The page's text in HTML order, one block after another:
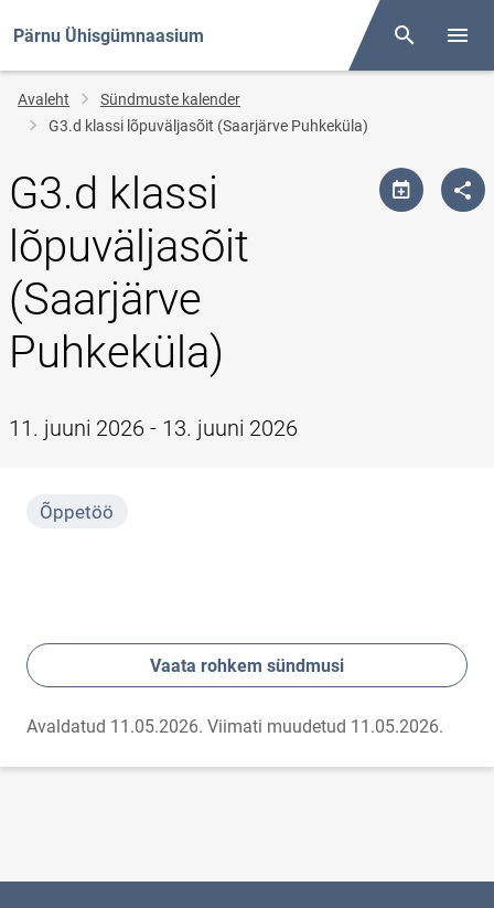
Pärnu Ühisgümnaasium Otsing
Jälglink
Avaleht
Sündmuste kalender
G3.d klassi lõpuväljasõit (Saarjärve Puhkeküla)
G3.d klassi
lõpuväljasõit
(Saarjärve
Puhkeküla)
11. juuni 2026 - 13. juuni 2026
Õppetöö
Vaata rohkem sündmusi
Avaldatud 11.05.2026. Viimati muudetud 11.05.2026.